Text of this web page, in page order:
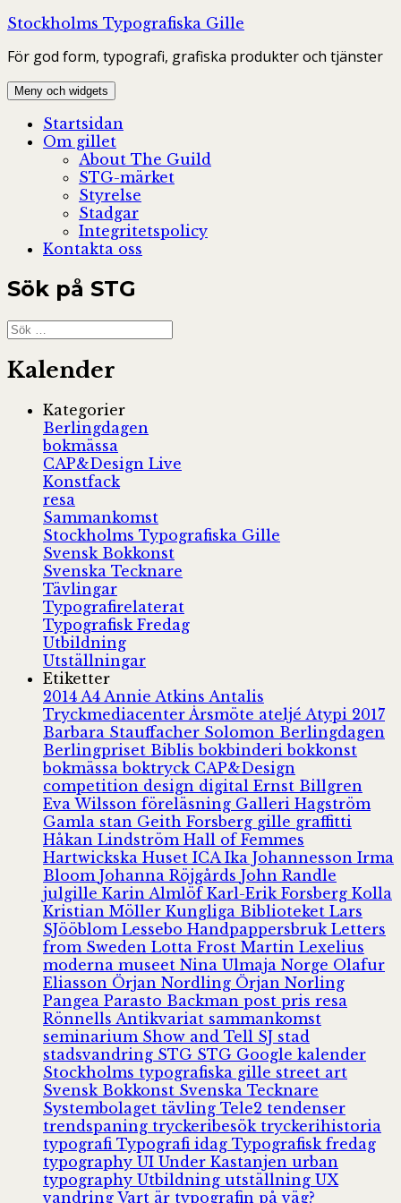
Hoppa
innehåll
Stockholms Typografiska Gille
För god form, typografi, grafiska produkter och tjänster
Meny och widgets
Startsidan
Om gillet
About The Guild
STG-märket
Styrelse
Stadgar
Integritetspolicy
Kontakta oss
Sök på STG
Sök
efter:
Kalender
Kategorier
Berlingdagen
bokmässa
CAP&Design Live
Konstfack
resa
Sammankomst
Stockholms Typografiska Gille
Svensk Bokkonst
Svenska Tecknare
Tävlingar
Typografirelaterat
Typografisk Fredag
Utbildning
Utställningar
Etiketter
2014 A4 Annie Atkins Antalis
Tryckmediacenter Årsmöte ateljé Atypi 2017
Barbara Stauffacher Solomon Berlingdagen
Berlingpriset Biblisbokbinderibokkonst
bokmässaboktryck CAP&Design
competition design digital Ernst Billgren
Eva Wilsson föreläsning Galleri Hagström
Gamla stan Geith Forsberg gille graffitti
Håkan Lindström Hall of Femmes
Hartwickska Huset ICA Ika Johannesson Irma
Bloom Johanna Röjgårds John Randle
julgille Karin Almlöf Karl-Erik Forsberg Kolla
Kristian Möller Kungliga Biblioteket Lars
SJööblom Lessebo Handpappersbruk Letters
from Sweden Lotta Frost Martin Lexelius
moderna museet Nina Ulmaja Norge Olafur
Eliasson Örjan Nordling Örjan Norling
Pangea Parasto Backman post pris resa
Rönnells Antikvariat sammankomst
seminarium Show and Tell SJ stad
stadsvandring STG STG Google kalender
Stockholms typografiska gille street art
Svensk Bokkonst Svenska Tecknare
Systembolaget tävling Tele2 tendenser
trendspaning tryckeribesök tryckerihistoria
typografi Typografi idag Typografisk fredag
typography UI Under Kastanjen urban
typography Utbildning utställning UX
vandring Vart är typografin på väg?